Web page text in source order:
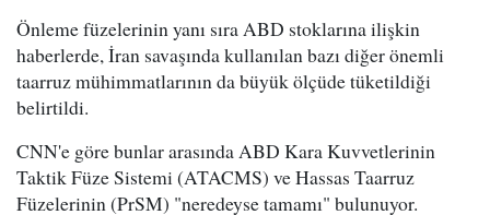
Önleme füzelerinin yanı sıra ABD stoklarına ilişkin
haberlerde, İran savaşında kullanılan bazı diğer önemli
taarruz mühimmatlarının da büyük ölçüde tüketildiği
belirtildi.
CNN'e göre bunlar arasında ABD Kara Kuvvetlerinin
Taktik Füze Sistemi (ATACMS) ve Hassas Taarruz
Füzelerinin (PrSM) "neredeyse tamamı" bulunuyor.